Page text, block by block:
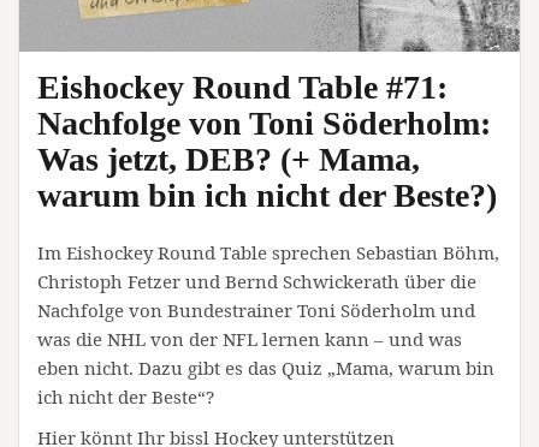
Eishockey Round Table #71:
Nachfolge von Toni Söderholm:
Was jetzt, DEB? (+ Mama,
warum bin ich nicht der Beste?)
Im Eishockey Round Table sprechen Sebastian Böhm,
Christoph Fetzer und Bernd Schwickerath über die
Nachfolge von Bundestrainer Toni Söderholm und
was die NHL von der NFL lernen kann – und was
eben nicht. Dazu gibt es das Quiz „Mama, warum bin
ich nicht der Beste“?
Hier könnt Ihr bissl Hockey unterstützen